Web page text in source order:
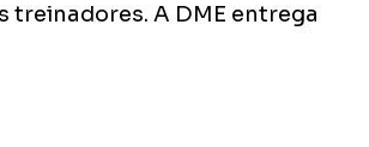
treinadores. A DME entrega